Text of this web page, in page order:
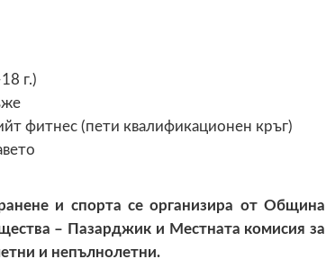
г.)
фитнес (пети квалификационен кръг)
и спорта се организира от Община
– Пазарджик и Местната комисия за
и непълнолетни.